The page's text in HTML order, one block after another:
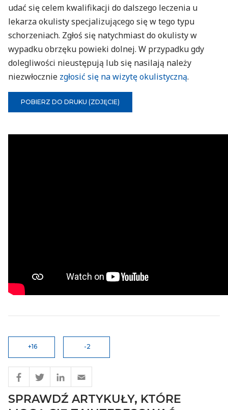
udać się celem kwalifikacji do dalszego leczenia u
lekarza okulisty specjalizującego się w tego typu
schorzeniach. Zgłoś się natychmiast do okulisty w
wypadku obrzęku powieki dolnej. W przypadku gdy
dolegliwości nieustępują lub się nasilają należy
niezwłocznie zgłosić się na wizytę okulistyczną.
POBIERZ DO DRUKU (ZDJĘCIE)
+16 -2
SPRAWDŹ ARTYKUŁY, KTÓRE